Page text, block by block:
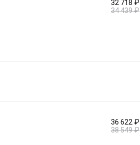
32 718 ₽
34 439 ₽
36 622 ₽
38 549 ₽